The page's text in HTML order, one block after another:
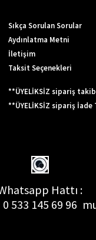
Sıkça Sorulan Sorular
Aydınlatma Metni
İletişim
Taksit Seçenekleri
**ÜYELİKSİZ sipariş
**ÜYELİKSİZ sipariş İade
Hattı :
0 533 145 69 96